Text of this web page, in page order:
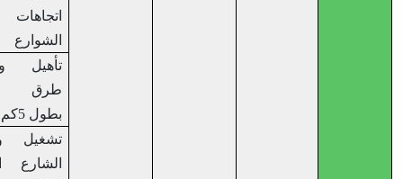
اتجاهات
الشوارع
تأهيل وصيانة
طرق قائمة
تشغيل وتأهيل
الشارع الرابط